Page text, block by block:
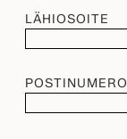
LÄHIOSOITE
POSTINUMERO